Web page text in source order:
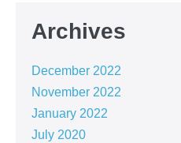
Archives
December 2022
November 2022
January 2022
July 2020